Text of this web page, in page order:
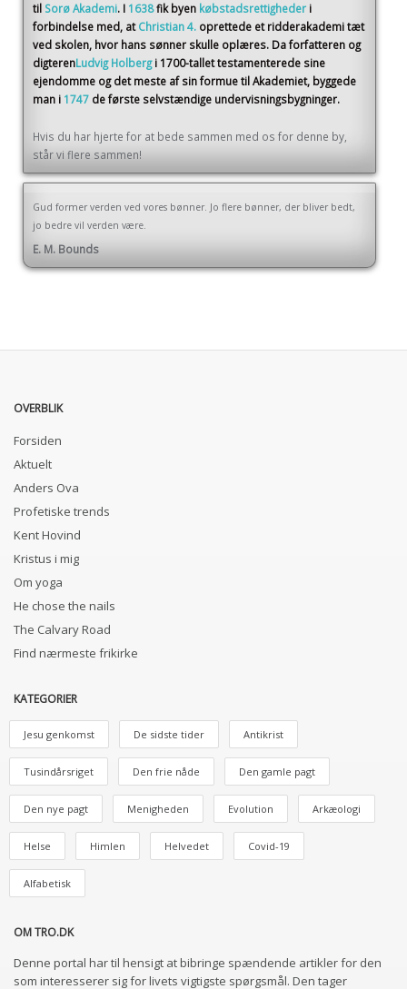
til Sorø Akademi. I 1638fik byen købstadsrettigheder i
forbindelse med, at Christian 4. oprettede et ridderakademi tæt
ved skolen, hvor hans sønner skulle oplæres. Da forfatteren og
digterenLudvig Holberg i 1700-tallet testamenterede sine
ejendomme og det meste af sin formue til Akademiet, byggede
man i 1747 de første selvstændige undervisningsbygninger.
Hvis du har hjerte for at bede sammen med os for denne by,
står vi flere sammen!
Gud former verden ved vores bønner. Jo flere bønner, der bliver bedt,
jo bedre vil verden være.
E. M. Bounds
OVERBLIK
Forsiden
Aktuelt
Anders Ova
Profetiske trends
Kent Hovind
Kristus i mig
Om yoga
He chose the nails
The Calvary Road
Find nærmeste frikirke
KATEGORIER
Jesu genkomst De sidste tider Antikrist
Tusindårsriget Den frie nåde Den gamle pagt
Den nye pagt Menigheden Evolution Arkæologi
Helse Himlen Helvedet Covid-19
Alfabetisk
OM TRO.DK
Denne portal har til hensigt at bibringe spændende artikler for den
som interesserer sig for livets vigtigste spørgsmål. Den tager